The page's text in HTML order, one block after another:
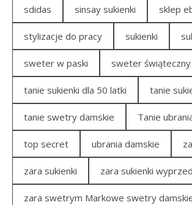
sdidas sinsay sukienki sklep
stylizacje do pracy sukienki
sweter w paski sweter świąteczny
tanie sukienki dla 50 latki tanie
tanie swetry damskie Tanie
top secret ubrania damskie
zara sukienki zara sukienki
zara swetrym Markowe swetry